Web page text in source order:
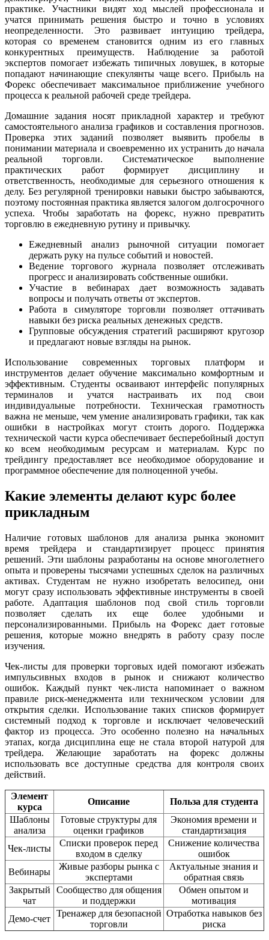
практике. Участники видят ход мыслей профессионала и
учатся принимать решения быстро и точно в условиях
неопределенности. Это развивает интуицию трейдера,
которая со временем становится одним из его главных
конкурентных преимуществ. Наблюдение за работой
экспертов помогает избежать типичных ловушек, в которые
попадают начинающие спекулянты чаще всего. Прибыль на
Форекс обеспечивает максимальное приближение учебного
процесса к реальной рабочей среде трейдера.
Домашние задания носят прикладной характер и требуют
самостоятельного анализа графиков и составления прогнозов.
Проверка этих заданий позволяет выявить пробелы в
понимании материала и своевременно их устранить до начала
реальной торговли. Систематическое выполнение
практических работ формирует дисциплину и
ответственность, необходимые для серьезного отношения к
делу. Без регулярной тренировки навыки быстро забываются,
поэтому постоянная практика является залогом долгосрочного
успеха. Чтобы заработать на форекс, нужно превратить
торговлю в ежедневную рутину и привычку.
Ежедневный анализ рыночной ситуации помогает
держать руку на пульсе событий и новостей.
Ведение торгового журнала позволяет отслеживать
прогресс и анализировать собственные ошибки.
Участие в вебинарах дает возможность задавать
вопросы и получать ответы от экспертов.
Работа в симуляторе торговли позволяет оттачивать
навыки без риска реальных денежных средств.
Групповые обсуждения стратегий расширяют кругозор
и предлагают новые взгляды на рынок.
Использование современных торговых платформ и
инструментов делает обучение максимально комфортным и
эффективным. Студенты осваивают интерфейс популярных
терминалов и учатся настраивать их под свои
индивидуальные потребности. Техническая грамотность
важна не меньше, чем умение анализировать графики, так как
ошибки в настройках могут стоить дорого. Поддержка
технической части курса обеспечивает бесперебойный доступ
ко всем необходимым ресурсам и материалам. Курс по
трейдингу предоставляет все необходимое оборудование и
программное обеспечение для полноценной учебы.
Какие элементы делают курс более
прикладным
Наличие готовых шаблонов для анализа рынка экономит
время трейдера и стандартизирует процесс принятия
решений. Эти шаблоны разработаны на основе многолетнего
опыта и проверены тысячами успешных сделок на различных
активах. Студентам не нужно изобретать велосипед, они
могут сразу использовать эффективные инструменты в своей
работе. Адаптация шаблонов под свой стиль торговли
позволяет сделать их еще более удобными и
персонализированными. Прибыль на Форекс дает готовые
решения, которые можно внедрять в работу сразу после
изучения.
Чек-листы для проверки торговых идей помогают избежать
импульсивных входов в рынок и снижают количество
ошибок. Каждый пункт чек-листа напоминает о важном
правиле риск-менеджмента или техническом условии для
открытия сделки. Использование таких списков формирует
системный подход к торговле и исключает человеческий
фактор из процесса. Это особенно полезно на начальных
этапах, когда дисциплина еще не стала второй натурой для
трейдера. Желающие заработать на форекс должны
использовать все доступные средства для контроля своих
действий.
Элемент
курса
Описание
Польза для студента
Шаблоны
анализа
Готовые структуры для
оценки графиков
Экономия времени и
стандартизация
Чек-листы
Списки проверок перед
входом в сделку
Снижение количества
ошибок
Вебинары
Живые разборы рынка с
экспертами
Актуальные знания и
обратная связь
Закрытый
чат
Сообщество для общения
и поддержки
Обмен опытом и
мотивация
Демо-счет
Тренажер для безопасной
торговли
Отработка навыков без
риска